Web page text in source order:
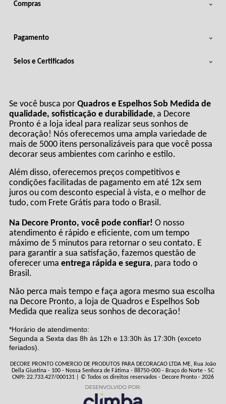
Compras
Pagamento
Selos e Certificados
Se você busca por Quadros e Espelhos Sob Medida de
qualidade, sofisticação e durabilidade, a Decore
Pronto é a loja ideal para realizar seus sonhos de
decoração! Nós oferecemos uma ampla variedade de
mais de 5000 itens personalizáveis para que você possa
decorar seus ambientes com carinho e estilo.
Além disso, oferecemos preços competitivos e
condições facilitadas de pagamento em até 12x sem
juros ou com desconto especial à vista, e o melhor de
tudo, com Frete Grátis para todo o Brasil.
Na Decore Pronto, você pode confiar! O nosso
atendimento é rápido e eficiente, com um tempo
máximo de 5 minutos para retornar o seu contato. E
para garantir a sua satisfação, fazemos questão de
oferecer uma entrega rápida e segura, para todo o
Brasil.
Não perca mais tempo e faça agora mesmo sua escolha
na Decore Pronto, a loja de Quadros e Espelhos Sob
Medida que realiza seus sonhos de decoração!
*Horário de atendimento:
Segunda a Sexta das 8h às 12h e 13:30h às 17:30h (exceto
feriados).
DECORE PRONTO COMERCIO DE PRODUTOS PARA DECORACAO LTDA ME, Rua João
Della Giustina - 100 - Nossa Senhora de Fátima - 88750-000 - Braço do Norte - SC
CNPJ: 22.733.427/000131 | © Todos os direitos reservados - Decore Pronto - 2026